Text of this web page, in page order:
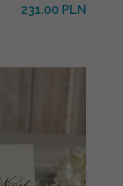
231.00 PLN